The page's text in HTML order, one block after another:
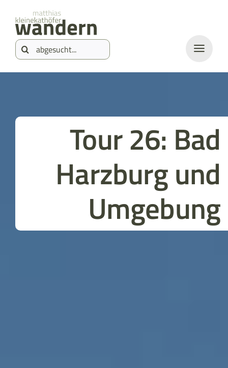
springen
Inhalt
springen
Suche
nach:
Tour 26: Bad
Harzburg und
Umgebung